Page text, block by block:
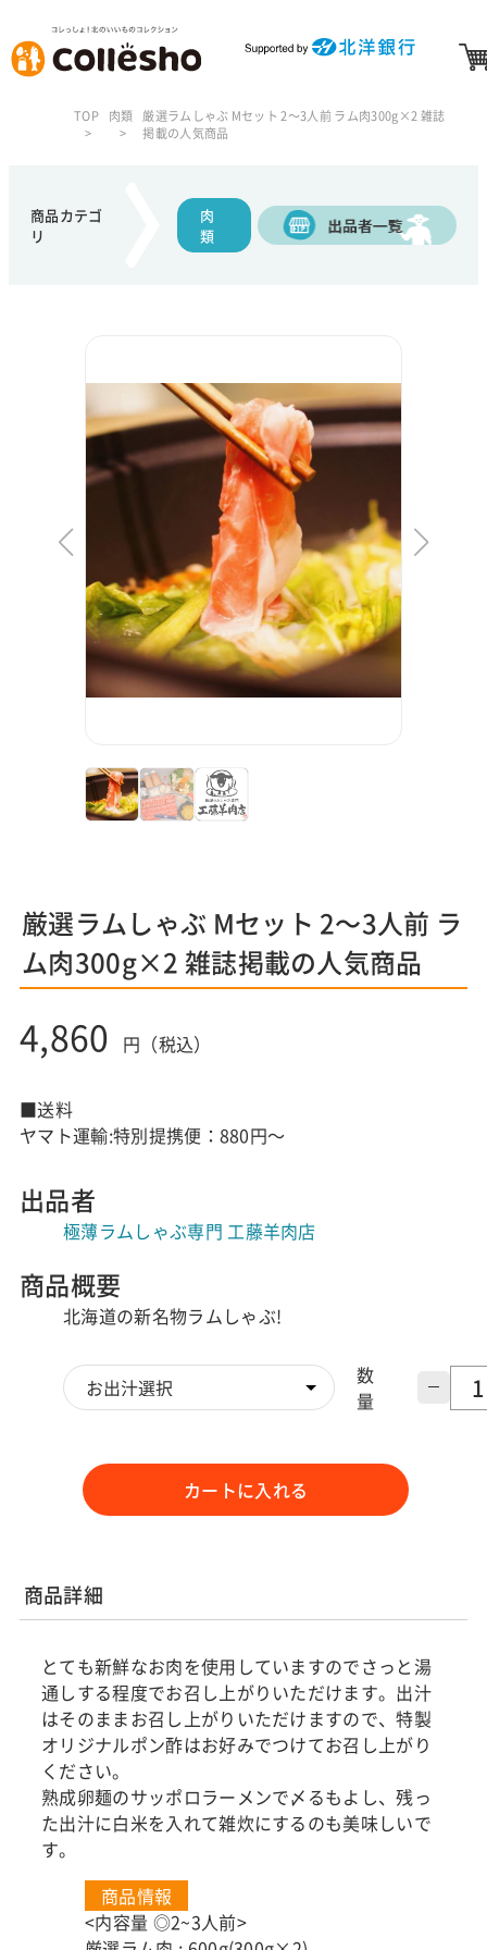
TOP 肉類
厳選ラムしゃぶ Mセット 2～3人前 ラム肉300g×2 雑誌
掲載の人気商品
商品カテゴ
リ
肉
類
厳選ラムしゃぶ Mセット 2～3人前 ラ
ム肉300g×2 雑誌掲載の人気商品
4,860 円（税込）
■送料
ヤマト運輸:特別提携便：880円～
出品者
極薄ラムしゃぶ専門 工藤羊肉店
商品概要
北海道の新名物ラムしゃぶ!
数
量
カートに入れる
商品詳細
とても新鮮なお肉を使用していますのでさっと湯
通しする程度でお召し上がりいただけます。出汁
はそのままお召し上がりいただけますので、特製
オリジナルポン酢はお好みでつけてお召し上がり
ください。
熟成卵麺のサッポロラーメンで〆るもよし、残っ
た出汁に白米を入れて雑炊にするのも美味しいで
す。
商品情報
<内容量 ◎2~3人前>